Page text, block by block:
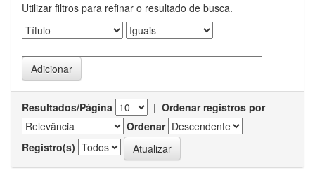
Utilizar filtros para refinar o resultado de busca.
Resultados/Página | Ordenar registros por
Ordenar
Registro(s)